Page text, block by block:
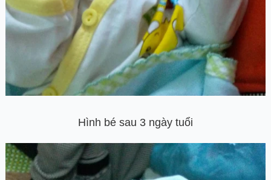
Hình bé sau 3 ngày tuổi